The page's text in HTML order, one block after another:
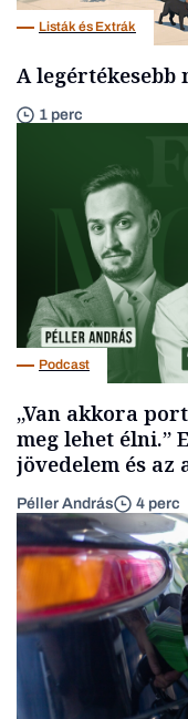
Listák és Extrák
A legértékesebb
1 perc
Podcast
„Van akkora
meg lehet élni.”
jövedelem és az
Péller András 4 perc